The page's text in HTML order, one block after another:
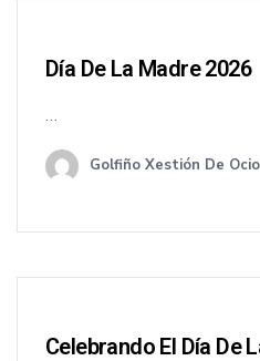
Día De La Madre 2026
…
Golfiño Xestión De Ocio
Celebrando El Día De